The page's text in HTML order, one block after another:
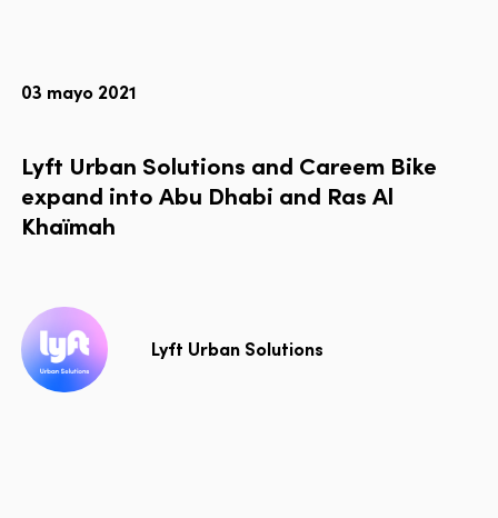
03 mayo 2021
Lyft Urban Solutions and Careem Bike
expand into Abu Dhabi and Ras Al
Khaïmah
Lyft Urban Solutions